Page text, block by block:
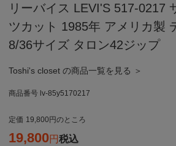
リーバイス LEVI'S 517-0217
ツカット 1985年 アメリカ製
8/36サイズ タロン42ジップ
Toshi's closet の商品一覧を見る ＞
商品番号 lv-85y5170217
定価 19,800 のところ
19,800 税込